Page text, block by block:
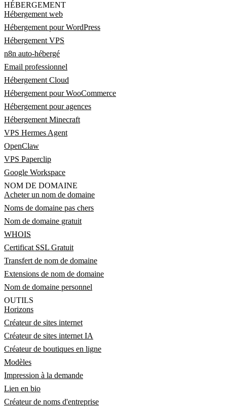
HÉBERGEMENT
Hébergement web
Hébergement pour WordPress
Hébergement VPS
n8n auto-hébergé
Email professionnel
Hébergement Cloud
Hébergement pour WooCommerce
Hébergement pour agences
Hébergement Minecraft
VPS Hermes Agent
OpenClaw
VPS Paperclip
Google Workspace
NOM DE DOMAINE
Acheter un nom de domaine
Noms de domaine pas chers
Nom de domaine gratuit
WHOIS
Certificat SSL Gratuit
Transfert de nom de domaine
Extensions de nom de domaine
Nom de domaine personnel
OUTILS
Horizons
Créateur de sites internet
Créateur de sites internet IA
Créateur de boutiques en ligne
Modèles
Impression à la demande
Lien en bio
Créateur de noms d'entreprise